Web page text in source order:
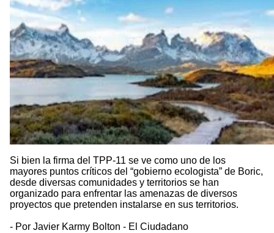
Si bien la firma del TPP-11 se ve como uno de los
mayores puntos críticos del “gobierno ecologista” de Boric,
desde diversas comunidades y territorios se han
organizado para enfrentar las amenazas de diversos
proyectos que pretenden instalarse en sus territorios.
- Por Javier Karmy Bolton - El Ciudadano